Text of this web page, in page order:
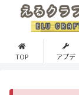
TOP アプデ